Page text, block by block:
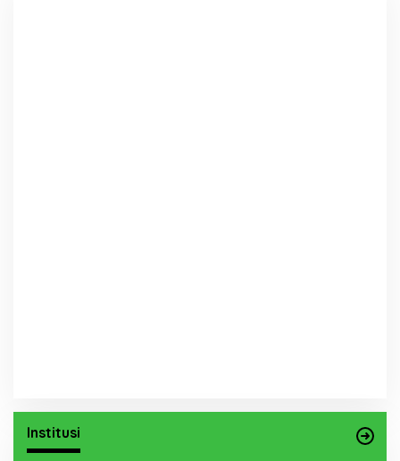
Institusi